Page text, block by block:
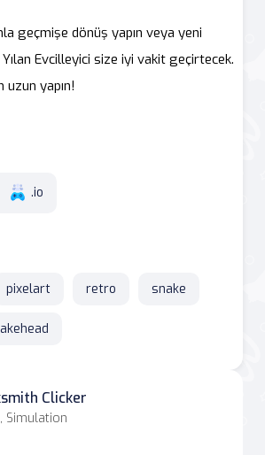
geçmişe dönüş yapın veya yeni
Evcilleyici size iyi vakit geçirtecek.
uzun yapın!
.io
pixelart retro snake
Clicker
Simulation